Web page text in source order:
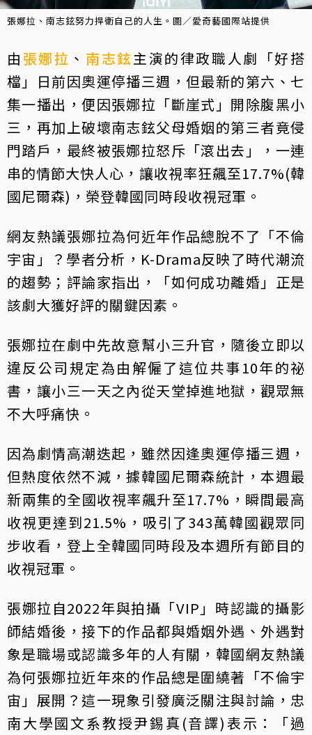
張娜拉、南志鉉努力捍衛自己的人生。圖／愛奇藝國際站提供
由 張娜拉 、 南志鉉主演的律政職人劇「好搭
檔」日前因奧運停播三週，但最新的第六、七
集一播出，便因張娜拉「斷崖式」開除腹黑小
三，再加上破壞南志鉉父母婚姻的第三者竟侵
門踏戶，最終被張娜拉怒斥「滾出去」，一連
串的情節大快人心，讓收視率狂飆至17.7%(韓
國尼爾森)，榮登韓國同時段收視冠軍。
網友熱議張娜拉為何近年作品總脫不了「不倫
宇宙」？學者分析，K-Drama反映了時代潮流
的趨勢；評論家指出，「如何成功離婚」正是
該劇大獲好評的關鍵因素。
張娜拉在劇中先故意幫小三升官，隨後立即以
違反公司規定為由解僱了這位共事10年的祕
書，讓小三一天之內從天堂掉進地獄，觀眾無
不大呼痛快。
因為劇情高潮迭起，雖然因逢奧運停播三週，
但熱度依然不減，據韓國尼爾森統計，本週最
新兩集的全國收視率飆升至17.7%，瞬間最高
收視更達到21.5%，吸引了343萬韓國觀眾同
步收看，登上全韓國同時段及本週所有節目的
收視冠軍。
張娜拉自2022年與拍攝「VIP」時認識的攝影
師結婚後，接下的作品都與婚姻外遇、外遇對
象是職場或認識多年的人有關，韓國網友熱議
為何張娜拉近年來的作品總是圍繞著「不倫宇
宙」展開？這一現象引發廣泛關注與討論，忠
南大學國文系教授尹錫真(音譯)表示：「過